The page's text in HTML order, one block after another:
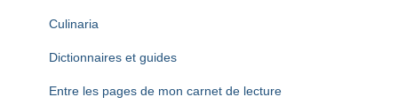
Culinaria
Dictionnaires et guides
Entre les pages de mon carnet de lecture